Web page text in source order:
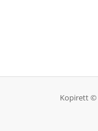
Kopirett ©